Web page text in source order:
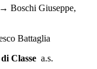
→ Boschi Giuseppe,
Battaglia
Classe a.s.